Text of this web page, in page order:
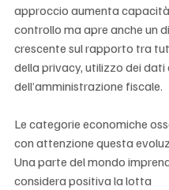
approccio aumenta
controllo ma apre anche un
crescente sul rapporto tra
della privacy, utilizzo dei dati
dell’amministrazione fiscale.
Le categorie economiche
con attenzione questa
Una parte del mondo
considera positiva la lotta